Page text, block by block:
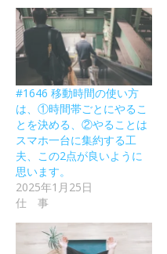
#1646 移動時間の使い方
は、①時間帯ごとにやるこ
とを決める、②やることは
スマホ一台に集約する工
夫、この2点が良いように
思います。
2025年1月25日
仕 事